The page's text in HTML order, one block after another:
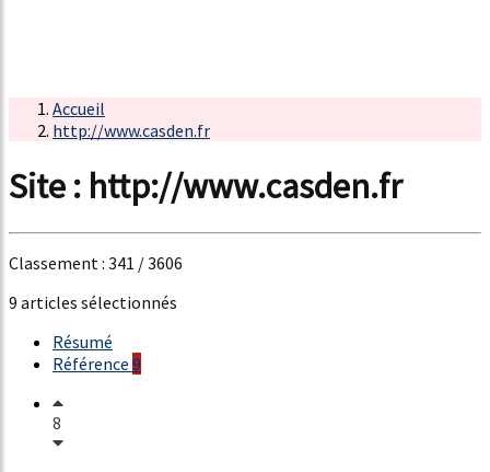
Accueil
http://www.casden.fr
Site : http://www.casden.fr
Classement : 341 / 3606
9 articles sélectionnés
Résumé
Référence 9
8